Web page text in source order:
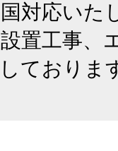
対応いた
置工事、
ておりま